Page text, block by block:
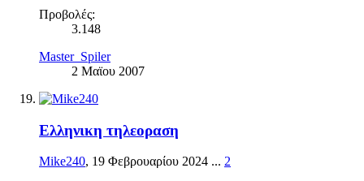
Προβολές:
3.148
Master_Spiler
2 Μαϊου 2007
Ελληνικη τηλεοραση
Mike240, 19 Φεβρουαρίου 2024 ... 2